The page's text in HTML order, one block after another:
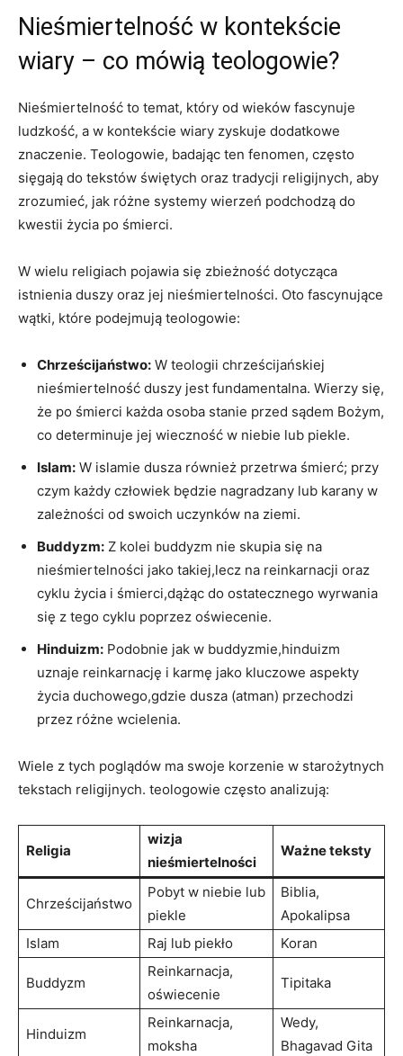
Nieśmiertelność w kontekście
wiary – co mówią teologowie?
Nieśmiertelność to temat, który od wieków fascynuje
ludzkość, a w kontekście wiary zyskuje dodatkowe
znaczenie. Teologowie, badając ten fenomen, często
sięgają do tekstów świętych oraz tradycji religijnych, aby
zrozumieć, jak różne systemy wierzeń podchodzą do
kwestii życia po śmierci.
W wielu religiach pojawia się zbieżność dotycząca
istnienia duszy oraz jej nieśmiertelności. Oto fascynujące
wątki, które podejmują teologowie:
Chrześcijaństwo: W teologii chrześcijańskiej
nieśmiertelność duszy jest fundamentalna. Wierzy się,
że po śmierci każda osoba stanie przed sądem Bożym,
co determinuje jej wieczność w niebie lub piekle.
Islam: W islamie dusza również przetrwa śmierć; przy
czym każdy człowiek będzie nagradzany lub karany w
zależności od swoich uczynków na ziemi.
Buddyzm: Z kolei buddyzm nie skupia się na
nieśmiertelności jako takiej,lecz na reinkarnacji oraz
cyklu życia i śmierci,dążąc do ostatecznego wyrwania
się z tego cyklu poprzez oświecenie.
Hinduizm: Podobnie jak w buddyzmie,hinduizm
uznaje reinkarnację i karmę jako kluczowe aspekty
życia duchowego,gdzie dusza (atman) przechodzi
przez różne wcielenia.
Wiele z tych poglądów ma swoje korzenie w starożytnych
tekstach religijnych. teologowie często analizują:
Religia
wizja
nieśmiertelności
Ważne teksty
Chrześcijaństwo
Pobyt w niebie lub
piekle
Biblia,
Apokalipsa
Islam
Raj lub piekło Koran
Buddyzm
Reinkarnacja,
oświecenie
Tipitaka
Hinduizm
Reinkarnacja,
moksha
Wedy,
Bhagavad Gita